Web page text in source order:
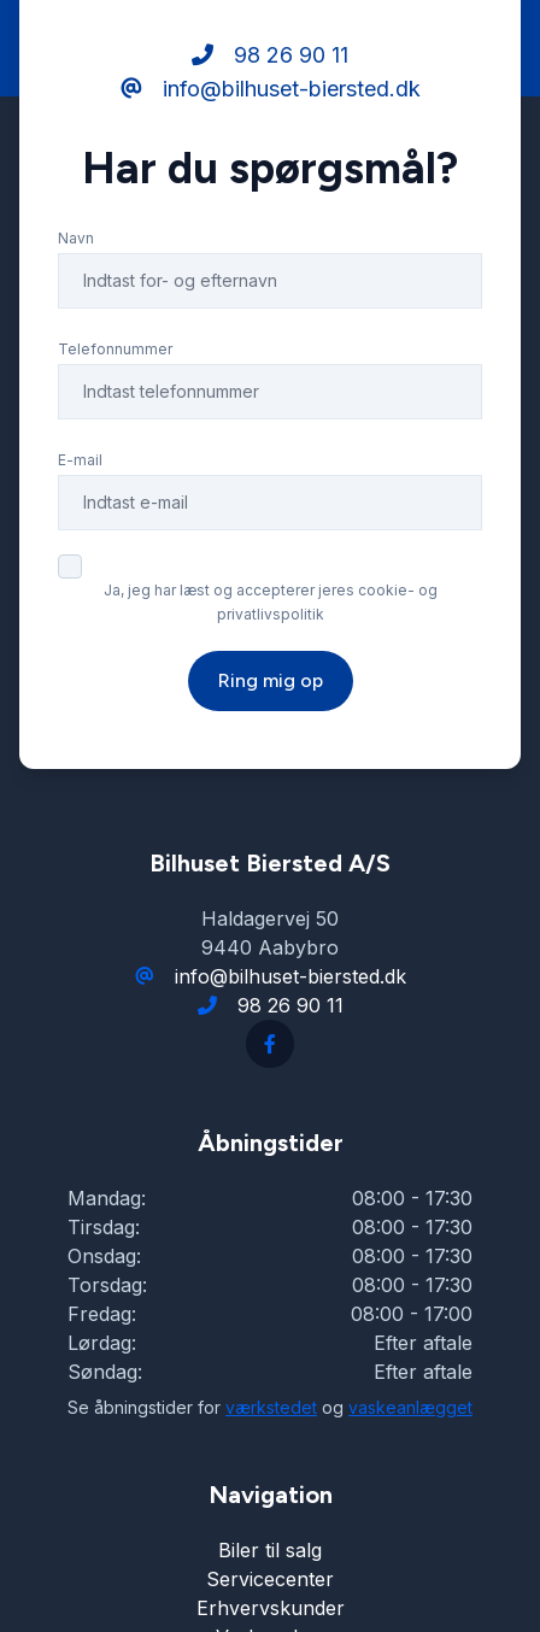
Musikstreaming via bluetooth
Parkeringssensor bagved
Service OK
Skiltegenkendelse
Startspærre
Stofsæder
Vejbaneassistent
98 26 90 11
info@bilhuset-biersted.dk
Har du spørgsmål?
Navn
Telefonnummer
E-mail
Ja, jeg har læst og accepterer jeres cookie- og
privatlivspolitik
Ring mig op
Bilhuset Biersted A/S
Haldagervej 50
9440 Aabybro
info@bilhuset-biersted.dk
98 26 90 11
Åbningstider
Mandag:
08:00 - 17:30
Tirsdag:
08:00 - 17:30
Onsdag:
08:00 - 17:30
Torsdag:
08:00 - 17:30
Fredag:
08:00 - 17:00
Lørdag:
Efter aftale
Søndag:
Efter aftale
Se åbningstider for værkstedet og vaskeanlægget
Navigation
Biler til salg
Servicecenter
Erhvervskunder